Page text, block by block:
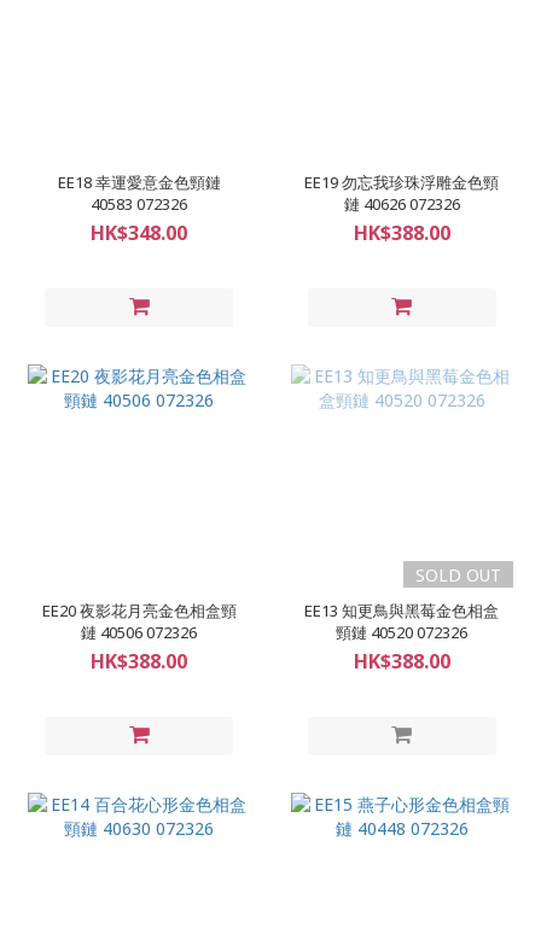
EE18 幸運愛意金色頸鏈
40583 072326
HK$348.00
EE19 勿忘我珍珠浮雕金色頸
鏈 40626 072326
HK$388.00
EE20 夜影花月亮金色相盒頸
鏈 40506 072326
HK$388.00
SOLD OUT
EE13 知更鳥與黑莓金色相盒
頸鏈 40520 072326
HK$388.00